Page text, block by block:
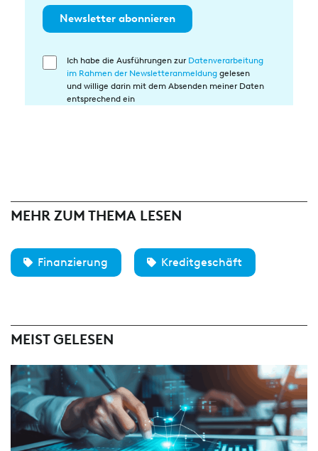
Newsletter abonnieren
Einwilligung
Ich habe die Ausführungen zur Datenverarbeitung
im Rahmen der Newsletteranmeldung gelesen
und willige darin mit dem Absenden meiner Daten
entsprechend ein
MEHR ZUM THEMA LESEN
Finanzierung Kreditgeschäft
MEIST GELESEN